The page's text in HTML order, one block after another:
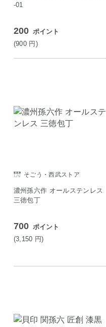
-01
200 ポイント
(900 円)
そごう・西武ストア
濃州孫六作 オールステンレス
三徳包丁
700 ポイント
(3,150 円)